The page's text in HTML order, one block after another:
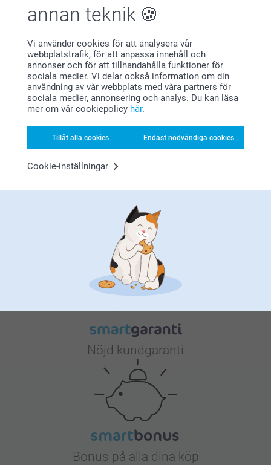
annan teknik
Vi använder cookies för att analysera vår
webbplatstrafik, för att anpassa innehåll och
annonser och för att tillhandahålla funktioner för
sociala medier. Vi delar också information om din
användning av vår webbplats med våra partners för
sociala medier, annonsering och analys. Du kan läsa
mer om vår cookiepolicy här.
Tillåt alla cookies Endast nödvändiga cookies
Cookie-inställningar
549,00
(2 omdömen)
-6st
2 varianter
Från 319,00
(177 omdömen)
Fickplunta
249,00
Graverat ölglas
Från 249,00
smartphoto
Nöjd kundgaranti
Bonus på alla dina köp